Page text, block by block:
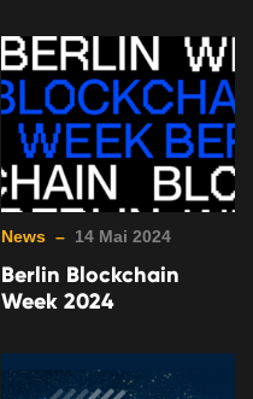
News – 14 Mai 2024
Berlin Blockchain
Week 2024